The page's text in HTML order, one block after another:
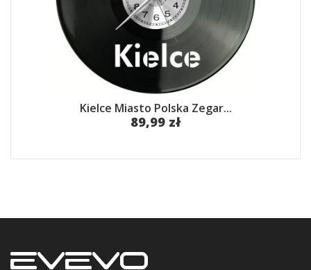
Kielce Miasto Polska Zegar...
89,99 zł